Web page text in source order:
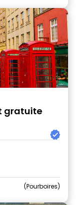
gratuite
Pourboires